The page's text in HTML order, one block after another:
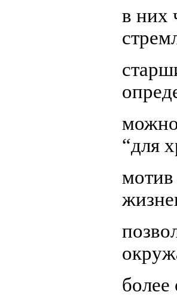
в них
“для
мотив
более